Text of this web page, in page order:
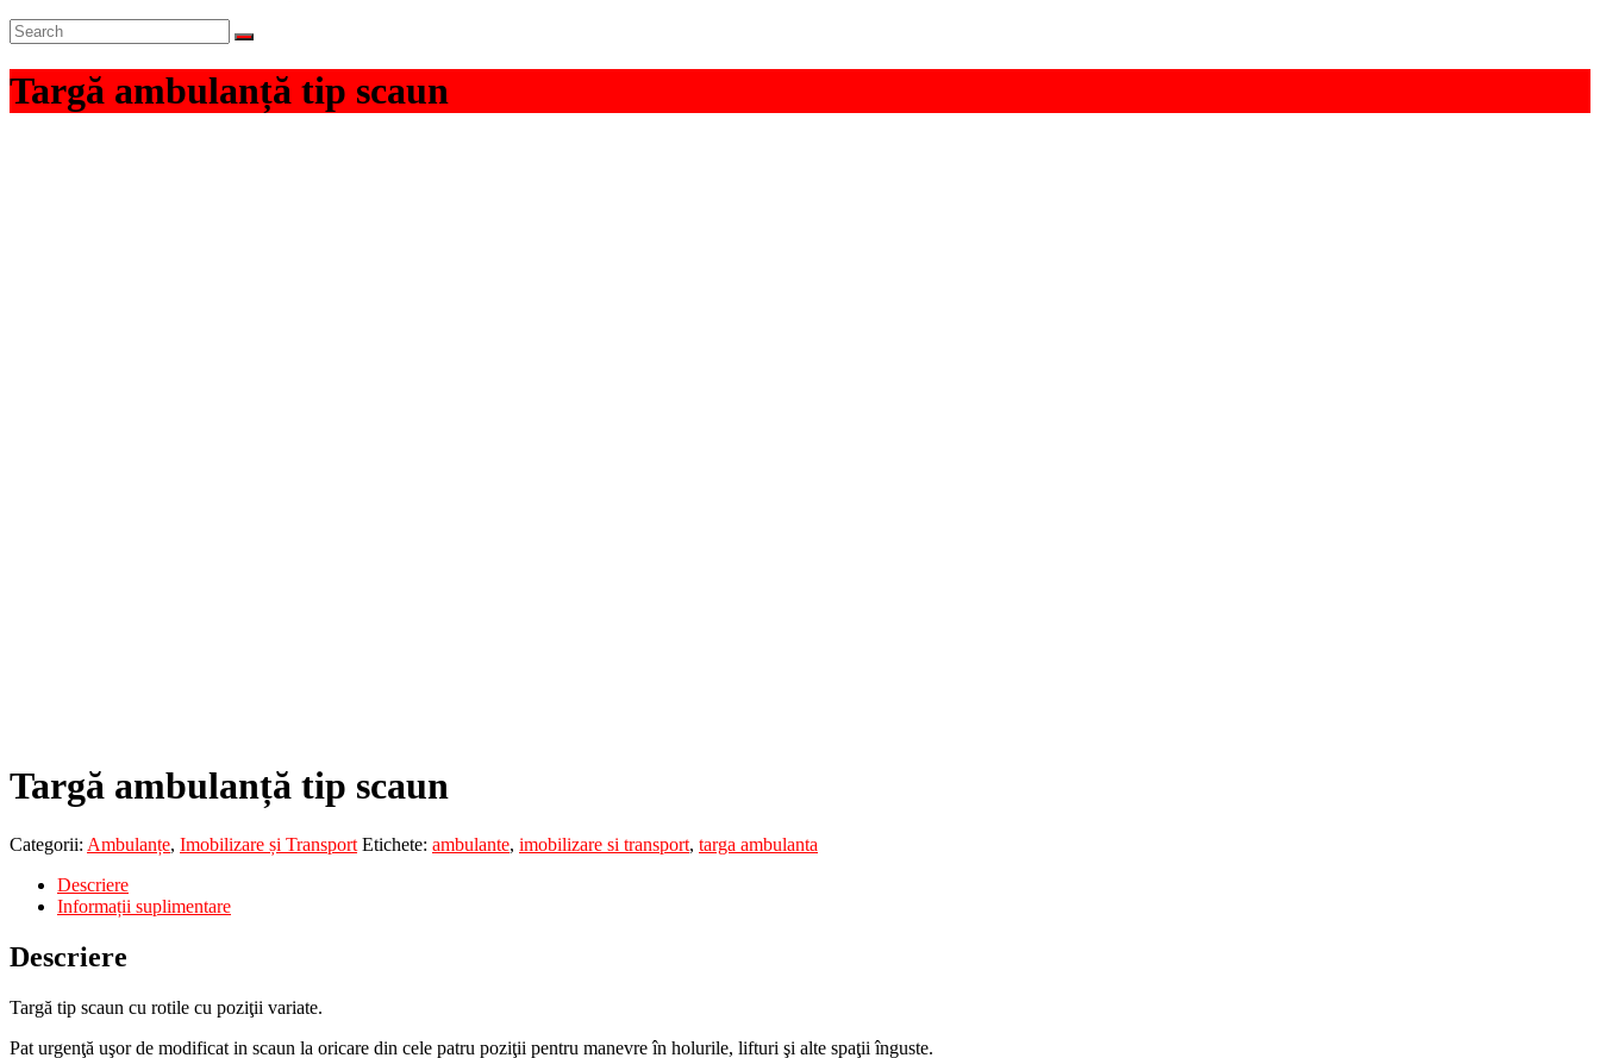
Targă ambulanță tip scaun
Targă ambulanță tip scaun
Categorii: Ambulanțe, Imobilizare și Transport Etichete: ambulante, imobilizare si transport, targa ambulanta
Descriere
Informații suplimentare
Descriere
Targă tip scaun cu rotile cu poziţii variate.
Pat urgenţă uşor de modificat in scaun la oricare din cele patru poziţii pentru manevre în holurile, lifturi şi alte spaţii înguste.